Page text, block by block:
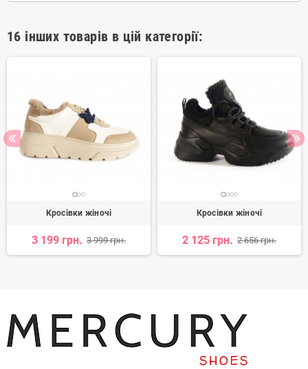
16 інших товарів в цій категорії:
Кросівки жіночі
3 199 грн. 3 999 грн.
Кросівки жіночі
2 125 грн. 2 656 грн.